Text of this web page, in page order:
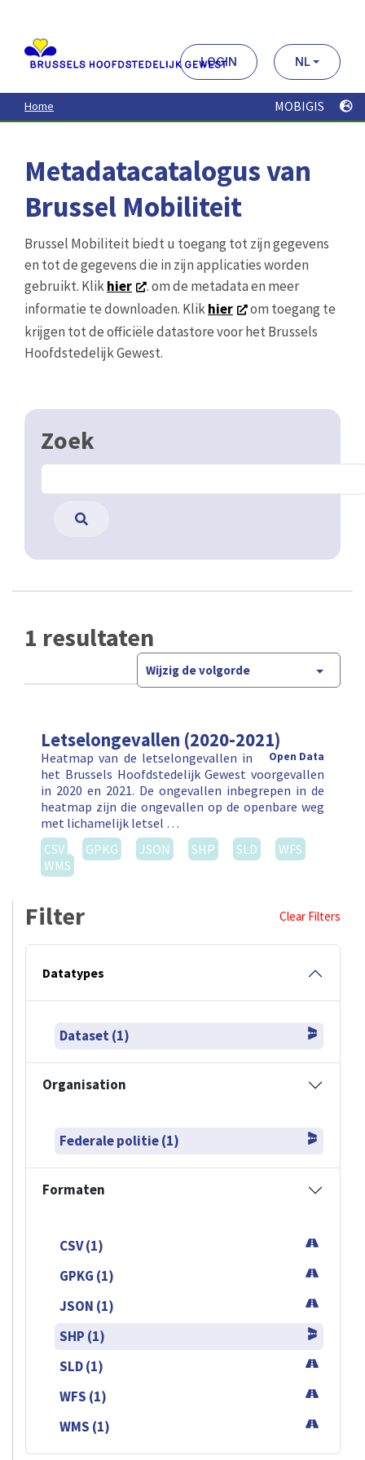
contenu
principal
LOGIN NL
Home MOBIGIS
Metadatacatalogus van
Brussel Mobiliteit
Brussel Mobiliteit biedt u toegang tot zijn gegevens
en tot de gegevens die in zijn applicaties worden
gebruikt. Klikhier
. om de metadata en meer
informatie te downloaden. Klikhier
om toegang te
krijgen tot de officiële datastore voor het Brussels
Hoofdstedelijk Gewest.
Zoek
1 resultaten
Wijzig de volgorde
Letselongevallen (2020-2021)
Open Data
Heatmap van de letselongevallen in
het Brussels Hoofdstedelijk Gewest voorgevallen
in 2020 en 2021. De ongevallen inbegrepen in de
heatmap zijn die ongevallen op de openbare weg
met lichamelijk letsel …
CSV
GPKG JSON SHP SLD
WFS
WMS
Filter Clear Filters
Datatypes
Dataset (1)
Organisation
Federale politie (1)
Formaten
CSV (1)
GPKG (1)
JSON (1)
SHP (1)
SLD (1)
WFS (1)
WMS (1)